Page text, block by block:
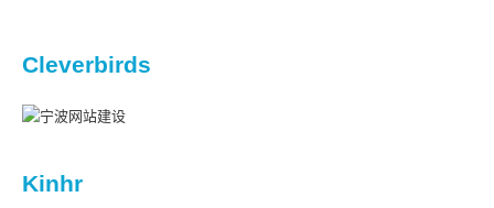
Cleverbirds
Kinhr